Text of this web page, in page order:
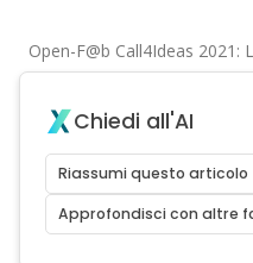
Open-F@b Call4Ideas 2021:
Chiedi all'AI
Riassumi questo articolo
Approfondisci con altre